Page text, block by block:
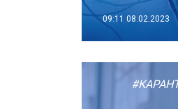
09:11 08.02.2023